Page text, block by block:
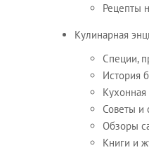
Рецепты
Кулинарная
Специи,
История
Кухонная
Советы и
Обзоры
Книги и